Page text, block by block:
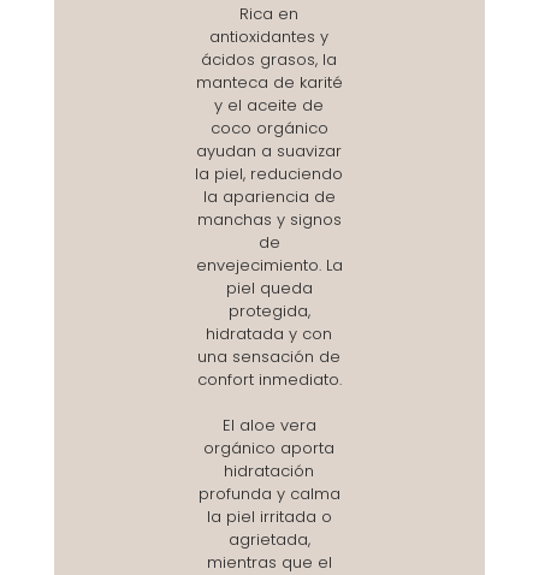
Rica en
antioxidantes y
ácidos grasos, la
manteca de karité
y el aceite de
coco orgánico
ayudan a suavizar
la piel, reduciendo
la apariencia de
manchas y signos
de
envejecimiento. La
piel queda
protegida,
hidratada y con
una sensación de
confort inmediato.
El aloe vera
orgánico aporta
hidratación
profunda y calma
la piel irritada o
agrietada,
mientras que el